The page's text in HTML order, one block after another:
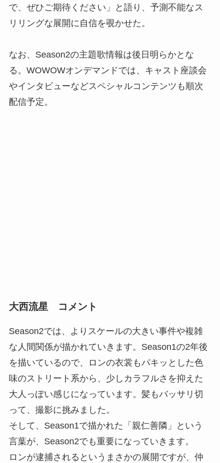
で、ぜひご期待ください」と語り、予測不能なス
リリングな展開に自信を覗かせた。
なお、Season2の主題歌情報は後日明らかとな
る。WOWOWオンデマンドでは、キャスト座談会
やインタビューなどスペシャルコンテンツも順次
配信予定。
大西流星 コメント
Season2では、よりスケールの大きい事件や複雑
な人間関係が描かれていきます。Season1の2年後
を描いているので、ロンの衣裳もパキッとした色
味のストリート系から、少しカラフルさを抑えた
大人っぽい感じになっています。髪もバッサリ切
って、撮影に挑みました。
そして、Season1で描かれた「親仁善隣」という
言葉が、Season2でも重要になっていきます。
ロンが逮捕されるというまさかの展開ですが、仲